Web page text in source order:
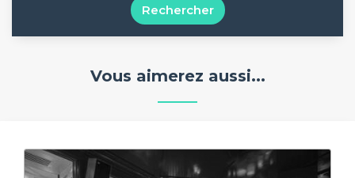
Rechercher
Vous aimerez aussi...